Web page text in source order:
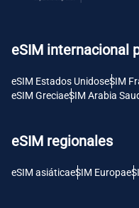
eSIM internacional
eSIM Estados UnidoseSIM
eSIM GreciaeSIM Arabia
eSIM regionales
eSIM asiáticaeSIM Europa